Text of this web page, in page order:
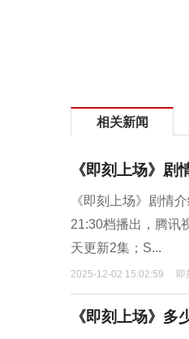
相关新闻
《即刻上场》剧
《即刻上场》剧情
21:30档播出，腾讯
天更新2集；S...
2025-12-02 15:02:59 即
《即刻上场》多